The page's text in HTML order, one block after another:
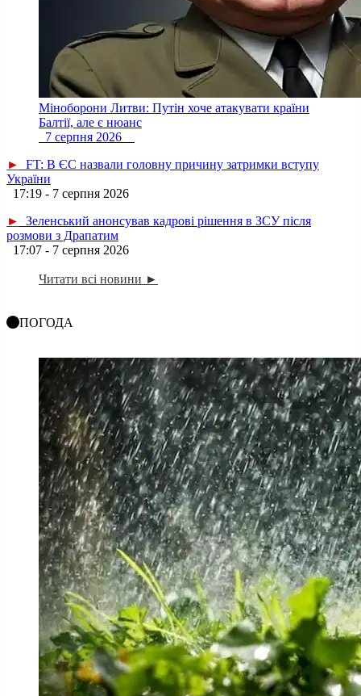
Міноборони Литви: Путін хоче атакувати країни
Балтії, але є нюанс
7 серпня 2026
►
FT: В ЄС назвали головну причину затримки вступу
України
17:19 - 7 серпня 2026
►
Зеленський анонсував кадрові рішення в ЗСУ після
розмови з Драпатим
17:07 - 7 серпня 2026
Читати всі новини ►
ПОГОДА